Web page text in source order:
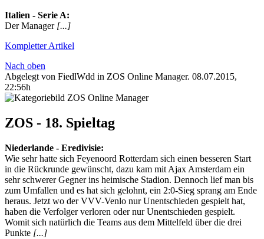
Italien‬ - ‪Serie A‬:
Der Manager [...]
Kompletter Artikel
Nach oben
Abgelegt von FiedlWdd in ZOS Online Manager. 08.07.2015,
22:56h
ZOS - 18. Spieltag
Niederlande‬ - ‪Eredivisie‬:
Wie sehr hatte sich Feyenoord Rotterdam sich einen besseren Start
in die Rückrunde gewünscht, dazu kam mit Ajax Amsterdam ein
sehr schwerer Gegner ins heimische Stadion. Dennoch lief man bis
zum Umfallen und es hat sich gelohnt, ein 2:0-Sieg sprang am Ende
heraus. Jetzt wo der VVV-Venlo nur Unentschieden gespielt hat,
haben die Verfolger verloren oder nur Unentschieden gespielt.
Womit sich natürlich die Teams aus dem Mittelfeld über die drei
Punkte [...]